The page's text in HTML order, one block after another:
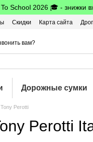
School 2026 🎓 - знижки
Скидки Карта сайта
вам?
Дорожные сумки
Perotti
Perotti